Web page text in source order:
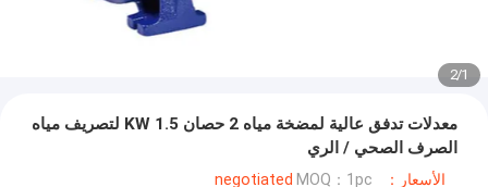
1
/
2
معدلات تدفق عالية لمضخة مياه 2 حصان 1.5 KW لتصريف مياه
الصرف الصحي / الري
الأسعار：negotiated MOQ：1pc